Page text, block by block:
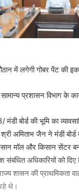
में लगेगी गोबर पेंट की
प्रशासन विभाग के
बोर्ड की भूमि का
अमिताभ जैन ने मंडी बोर्ड
मॉल और किसान सेंटर
संबंधित अधिकारियों को
शासन की प्राथमिकता
थे।